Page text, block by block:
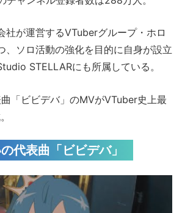
社が運営するVTuberグループ・ホロ
、ソロ活動の強化を目的に自身が設立
STELLARにも所属している。
「ビビデバ」のMVがVTuber史上最
代表曲「ビビデバ」